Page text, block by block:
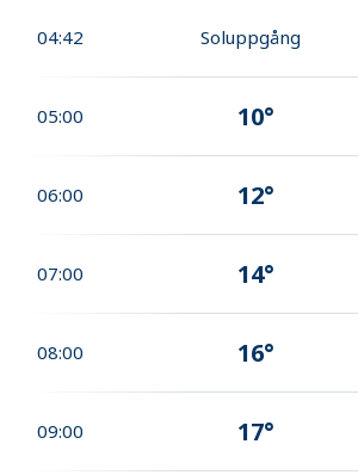
04:42 Soluppgång
05:00 10°
06:00 12°
07:00 14°
08:00 16°
09:00 17°